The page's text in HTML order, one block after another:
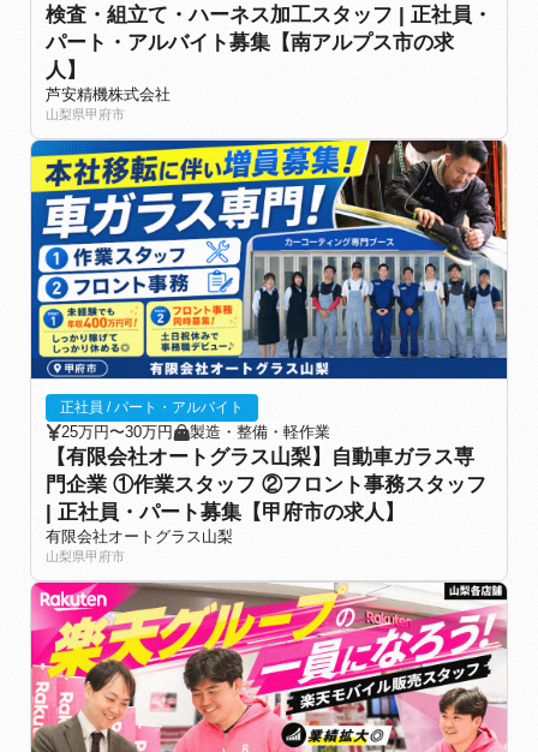
検査・組立て・ハーネス加工スタッフ | 正社員・
パート・アルバイト募集【南アルプス市の求
人】
芦安精機株式会社
山梨県甲府市
正社員 / パート・アルバイト
25万円〜30万円 製造・整備・軽作業
【有限会社オートグラス山梨】自動車ガラス専
門企業 ①作業スタッフ ②フロント事務スタッフ
| 正社員・パート募集【甲府市の求人】
有限会社オートグラス山梨
山梨県甲府市